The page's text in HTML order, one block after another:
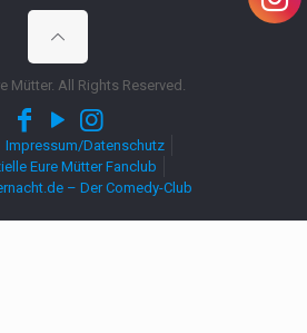
Mütter. All Rights Reserved.
Impressum/Datenschutz
Eure Mütter Fanclub
– Der Comedy-Club